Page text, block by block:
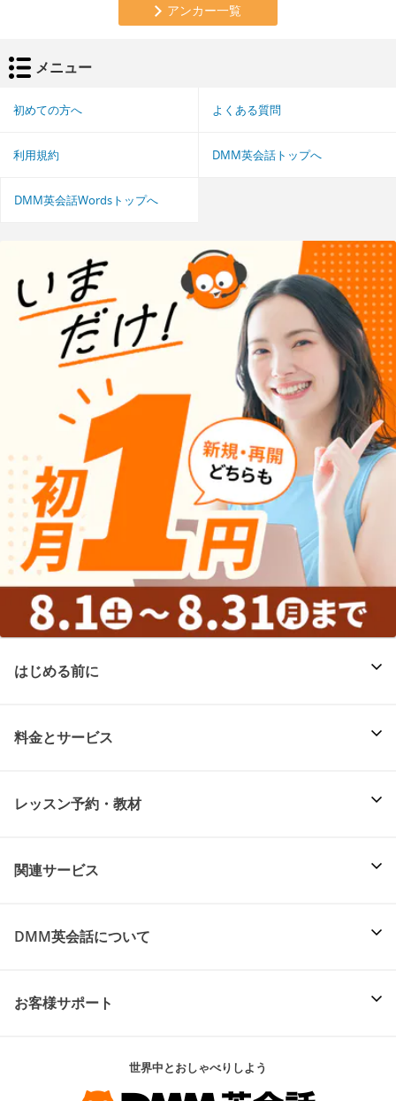
アンカー一覧
メニュー
初めての方へ よくある質問
利用規約 DMM英会話トップへ
DMM英会話Wordsトップへ
はじめる前に
料金とサービス
レッスン予約・教材
関連サービス
DMM英会話について
お客様サポート
世界中とおしゃべりしよう